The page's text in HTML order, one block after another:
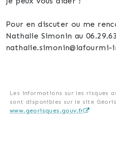
Pour en discuter ou me
Nathalie Simonin au
nathalie.simonin@lafourmi-
Les informations sur les risques
sont disponibles sur le site
www.georisques.gouv.fr